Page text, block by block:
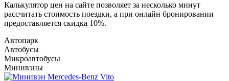
Калькулятор цен на сайте позволяет за несколько минут
рассчитать стоимость поездки, а при онлайн бронировании
предоставляется скидка 10%.
Автопарк
Автобусы
Микроавтобусы
Минивэны